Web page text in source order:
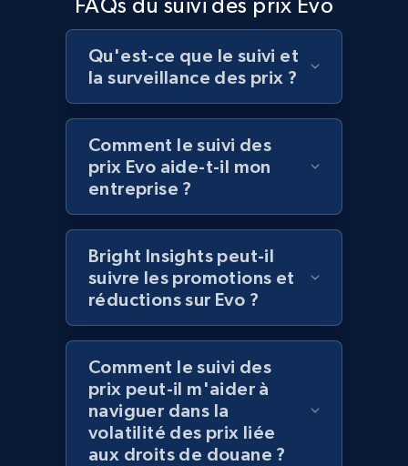
specified UPC
URL, Domain, Country code, Model number,
Sku, Product id, Product name, Manufacturer,
and more.
2.1K+ 355+ Commencer
Home Depot US - Discovery products by
specific category URL
URL, Domain, Country code, Model number,
Sku, Product id, Product name, Manufacturer,
and more.
Amazon products global dataset
FAQs du suivi des prix Evo
Qu'est-ce que le suivi et
la surveillance des prix ?
Comment le suivi des
prix Evo aide-t-il mon
entreprise ?
Bright Insights peut-il
suivre les promotions et
réductions sur Evo ?
Comment le suivi des
prix peut-il m'aider à
naviguer dans la
volatilité des prix liée
aux droits de douane ?